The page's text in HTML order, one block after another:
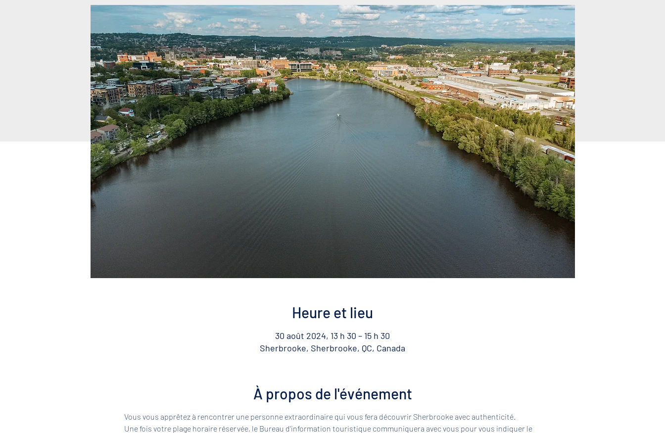
Heure et lieu
30 août 2024, 13 h 30 – 15 h 30
Sherbrooke, Sherbrooke, QC, Canada
À propos de l'événement
Vous vous apprêtez à rencontrer une personne extraordinaire qui vous fera découvrir Sherbrooke avec authenticité.
Une fois votre plage horaire réservée, le Bureau d'information touristique communiquera avec vous pour vous indiquer le